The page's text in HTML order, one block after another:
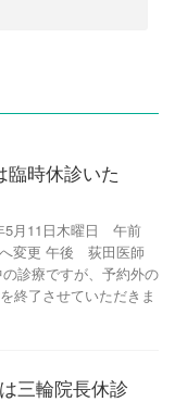
臨時休診いた
5月11日木曜日 午前
更 午後 荻田医師
診療ですが、予約外の
終了させていただきま
三輪院長休診